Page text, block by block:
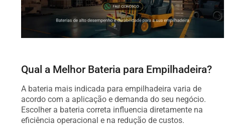
Qual a Melhor Bateria para Empilhadeira?
A bateria mais indicada para empilhadeira varia de
acordo com a aplicação e demanda do seu negócio.
Escolher a bateria correta influencia diretamente na
eficiência operacional e na redução de custos.